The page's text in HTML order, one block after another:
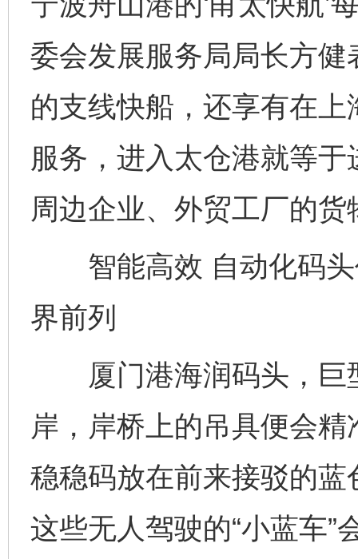
委会发展服务局局长方
的支线快船，还享有在
服务，进入太仓港就等
周边企业、外贸工厂的
智能高效 自动化码头
界前列
厦门港海润码头，巨
岸，岸桥上的吊具便会
稳稳码放在前来接驳的
这些无人驾驶的“小蓝车”